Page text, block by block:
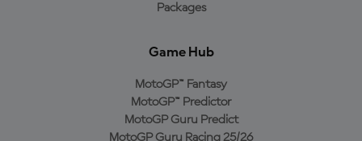
Packages
Game Hub
MotoGP™ Fantasy
MotoGP™ Predictor
MotoGP Guru Predict
MotoGP Guru Racing 25/26